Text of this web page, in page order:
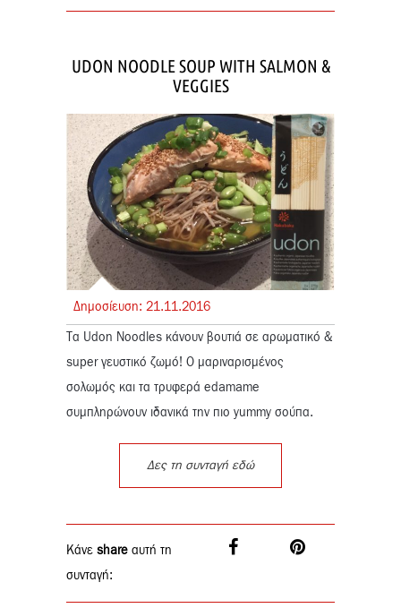
UDON NOODLE SOUP WITH SALMON &
VEGGIES
Δημοσίευση: 21.11.2016
Tα Udon Noodles κάνουν βουτιά σε αρωματικό &
super γευστικό ζωμό! Ο μαριναρισμένος
σολωμός και τα τρυφερά edamame
συμπληρώνουν ιδανικά την πιο yummy σούπα.
Δες τη συνταγή εδώ
Κάνε share αυτή τη
συνταγή: